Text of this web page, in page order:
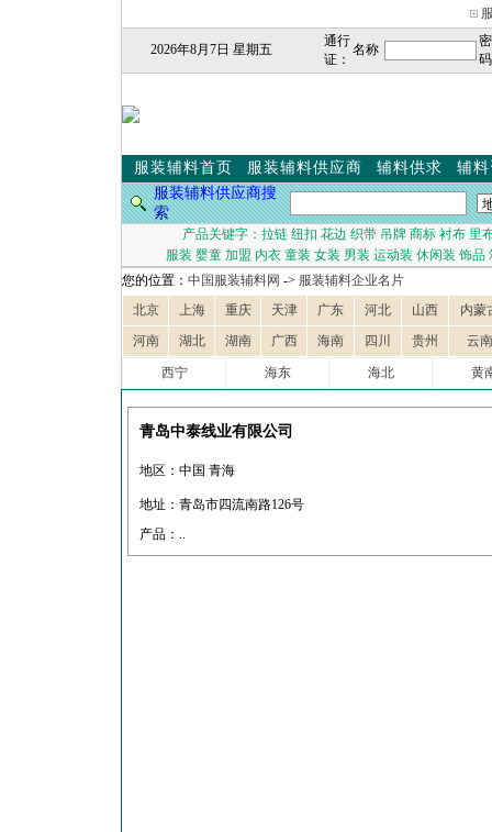
2026年8月7日 星期五
通行
证：
名称
密
码
服装辅料首页 服装辅料供应商 辅料供求
辅
服装辅料供应商搜
索
产品关键字： 拉链 纽扣 花边 织带 吊牌 商标 衬布 里
服装 婴童 加盟 内衣 童装 女装 男装 运动装 休闲装 饰品
您的位置： 中国服装辅料网 -> 服装辅料企业名片
北京
上海 重庆 天津 广东 河北 山西
内蒙
河南
湖北 湖南 广西 海南 四川 贵州 云南
西宁 海东 海北 黄
青岛中泰线业有限公司
地区：中国 青海
地址：青岛市四流南路126号
产品：..